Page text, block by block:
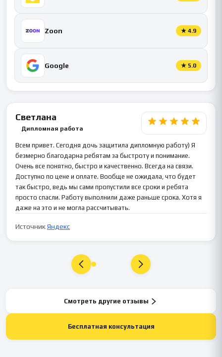
Zoon ★ 4.9
Google ★ 5.0
Светлана
Дипломная работа
Всем привет. Сегодня дочь защитила дипломную работу) Я
безмерно благодарна ребятам за быстроту и понимание.
Очень все понятно, быстро и качественно. Всегда на связи.
Доступно по цене и оплате. Вообще не ожидала, что будет
так быстро, ведь мы сами пропустили все сроки и ребята
просто спасли. Работу выполнили даже раньше срока. Хотя я
даже на это и не могла рассчитывать.
ИсточникЯндекс
Смотреть другие отзывы
Бесплатная консультация